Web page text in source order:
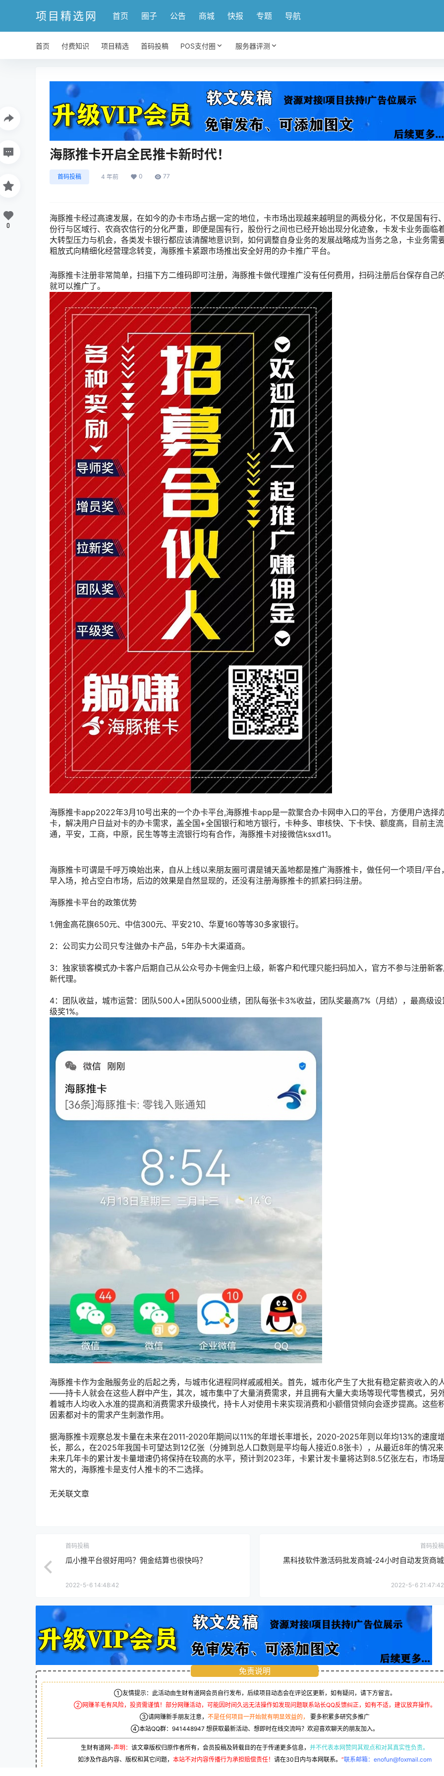
项目精选网 首页 圈子 公告 商城 快报 专题 导航
首页 付费知识 项目精选 首码投稿 POS支付圈 服务器评测
海豚推卡开启全民推卡新时代！
首码投稿 4 年前 0 77
海豚推卡经过高速发展，在如今的办卡市场占据一定的地位，卡市场出现越来越明显的两极分化，不仅是国有行
份行与区域行、农商农信行的分化严重，即便是国有行，股份行之间也已经开始出现分化迹象，卡发卡业务面临
大转型压力与机会，各类发卡银行都应该清醒地意识到，如何调整自身业务的发展战略成为当务之急，卡业务需
粗放式向精细化经营理念转变，海豚推卡紧跟市场推出安全好用的办卡推广平台。
海豚推卡注册非常简单，扫描下方二维码即可注册，海豚推卡做代理推广没有任何费用，扫码注册后台保存自己
就可以推广了。
海豚推卡app2022年3月10号出来的一个办卡平台,海豚推卡app是一款聚合办卡网申入口的平台，方便用户选择
卡，解决用户日益对卡的办卡需求，盖全国+全国银行和地方银行，卡种多、审核快、下卡快、额度高，目前主
通，平安，工商，中原，民生等等主流银行均有合作，海豚推卡对接微信ksxd11。
海豚推卡可谓是千呼万唤始出来，自从上线以来朋友圈可谓是铺天盖地都是推广海豚推卡，做任何一个项目/平台
早入场，抢占空白市场，后边的效果是自然显现的，还没有注册海豚推卡的抓紧扫码注册。
海豚推卡平台的政策优势
1.佣金高花旗650元、中信300元、平安210、华夏160等等30多家银行。
2：公司实力公司只专注做办卡产品，5年办卡大渠道商。
3：独家锁客模式办卡客户后期自己从公众号办卡佣金归上级，新客户和代理只能扫码加入，官方不参与注册新
新代理。
4：团队收益，城市运营：团队500人+团队5000业绩，团队每张卡3%收益，团队奖最高7%（月结），最高级设
级奖1%。
海豚推卡作为金融服务业的后起之秀，与城市化进程同样戚戚相关。首先，城市化产生了大批有稳定薪资收入的
——持卡人就会在这些人群中产生，其次，城市集中了大量消费需求，并且拥有大量大卖场等现代零售模式，另
着城市人均收入水准的提高和消费需求升级换代，持卡人对使用卡来实现消费和小额借贷倾向会逐步提高。这些
因素都对卡的需求产生刺激作用。
据海豚推卡观察总发卡量在未来在2011-2020年期间以11%的年增长率增长，2020-2025年则以年均13%的速度
长，那么，在2025年我国卡可望达到12亿张（分摊到总人口数则是平均每人接近0.8张卡），从最近8年的情况来
未来几年卡的累计发卡量增速仍将保持在较高的水平，预计到2023年，卡累计发卡量将达到8.5亿张左右，市场
常大的，海豚推卡是支付人推卡的不二选择。
无关联文章
0
首码投稿
瓜小推平台很好用吗？佣金结算也很快吗？
2022-5-6 14:48:42
首码投稿
黑科技软件激活码批发商城-24小时自动发货商城
2022-5-6 21:47:42
免责说明
①友情提示：此活动由生财有道网会员自行发布，后续项目动态会在评论区更新，如有疑问，请下方留言。
②网赚羊毛有风险，投资需谨慎！部分网赚活动，可能因时间久远无法操作如发现问题联系站长QQ反馈纠正，如有不适，建议放弃操作。
③请网赚新手朋友注意， 不是任何项目一开始就有明显效益的，
要多积累多研究多推广
④本站QQ群： 941448947 想获取最新活动、想即时在线交流吗？欢迎喜欢聊天的朋友加入。
生财有道网-声明： 该文章版权归原作者所有，会员投稿及转载目的在于传递更多信息， 并不代表本网赞同其观点和对其真实性负责。
如涉及作品内容、版权和其它问题， 本站不对内容传播行为承担赔偿责任！ 请在30日内与本网联系。 “联系邮箱：enofun@foxmail.com